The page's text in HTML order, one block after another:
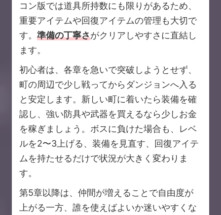
コン版では道具所持数にも限りがあるため、
重要アイテムや回復アイテムの管理も大切で
す。 準備の丁寧さがクリアしやすさに直結し
ます。
初心者は、各章を急いで突破しようとせず、
町の周辺で少し戦ってからダンジョンへ入る
と安定します。新しい町に着いたら装備を確
認し、強い防具や武器を買えるなら少しお金
を稼ぎましょう。ボスに負けた場合も、レベ
ルを2〜3上げる、装備を見直す、回復アイテ
ムを持たせるだけで状況が大きく変わりま
す。
第5章以降は、仲間が増えることで自由度が
上がる一方、誰を使えばよいか迷いやすくな